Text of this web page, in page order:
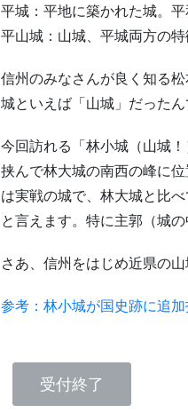
平城：平地に築かれた城。平
平山城：山城、平城両方の特
信州のみなさんが良く知る
城といえば「山城」だったん
今回訪れる「林小城（山城
挟んで林大城の南西の峰に
は実戦の城で、林大城と比
と言えます。特に主郭（城
さあ、信州をはじめ近県の
参考：林小城が国史跡に追
受付終了